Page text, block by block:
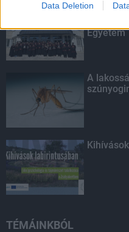
Data Deletion
Egyetem
A
TÉMÁINKBÓL